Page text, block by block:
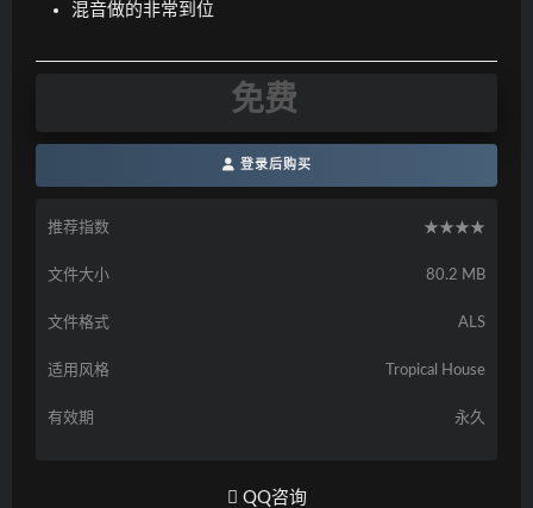
混音做的非常到位
免费
登录后购买
推荐指数 ★★★★
文件大小 80.2 MB
文件格式 ALS
适用风格 Tropical House
有效期 永久
QQ咨询